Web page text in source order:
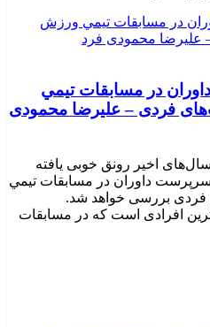
در مسابقات تیمي
فردی – علیرضا محمودی
اخیر رونق خوبی یافته
داوران در مسابقات تیمي
بررسی خواهد شد.
افرادی است که در مسابقات